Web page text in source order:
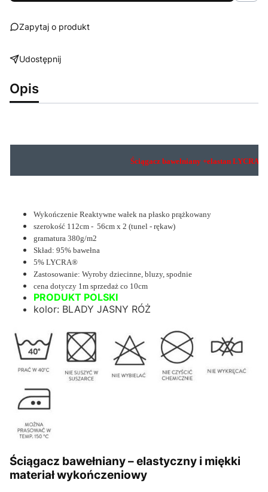
Zapytaj o produkt
Udostępnij
Opis
Ściągacz bawełniany +elastan LYCRA ®
Wykończenie Reaktywne wałek na płasko prążkowany
szerokość 112cm - 56cm x 2 (tunel - rękaw)
gramatura 380g/m2
Skład: 95% bawełna
5% LYCRA®
Zastosowanie: Wyroby dziecinne, bluzy, spodnie
cena dotyczy 1m sprzedaż co 10cm
PRODUKT POLSKI
kolor: BLADY JASNY RÓŻ
Ściągacz bawełniany – elastyczny i miękki
materiał wykończeniowy